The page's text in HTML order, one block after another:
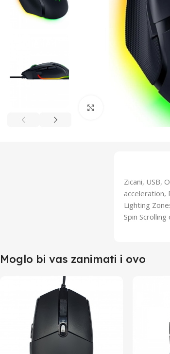
Click to enlarge
Zicani, USB,
acceleration,
Lighting
Spin
Moglo bi vas zanimati i ovo